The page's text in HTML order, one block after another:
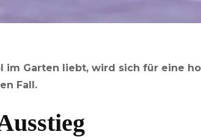
im Garten liebt, wird sich für eine
Fall.